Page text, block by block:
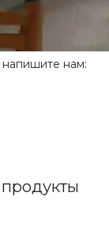
нам: